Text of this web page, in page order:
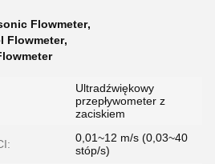
Flowmeter,
Flowmeter,
Ultradźwiękowy
przepływometer z
zaciskiem
0,01~12 m/s (0,03~40
stóp/s)